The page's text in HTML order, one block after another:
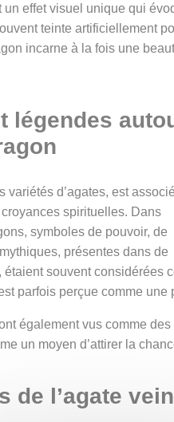
effet visuel unique qui
teinte artificiellement
incarne à la fois une
légendes
variétés d’agates, est
spirituelles. Dans
symboles de pouvoir, de
présentes dans de
souvent considérées
parfois perçue comme
également vus comme
un moyen d’attirer la
de l’agate